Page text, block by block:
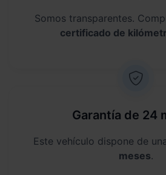
Somos transparentes.
certificado de
Garantía de 24
Este vehículo dispone de
meses.